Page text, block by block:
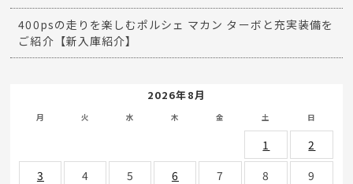
400psの走りを楽しむポルシェ マカン ターボと充実装備を
ご紹介【新入庫紹介】
2026年8月
月 火 水 木 金 土 日
1
2
3
4 5 6 7 8
9